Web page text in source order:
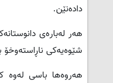
دادەنێن.
هەر لەبارەی
شێوەیەکی ناڕاستەوخۆ
هەروەها باسی لەوە